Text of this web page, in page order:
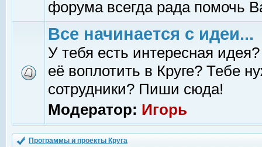
форума всегда рада помочь
Все начинается с идеи...
У тебя есть интересная
её воплотить в Круге? Тебе
сотрудники? Пиши сюда!
Модератор: Игорь
Программы и проекты Круга